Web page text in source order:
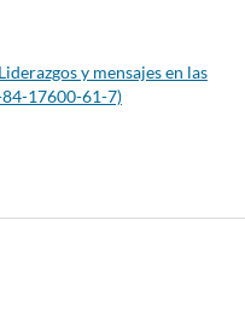
y mensajes en las
84-17600-61-7)